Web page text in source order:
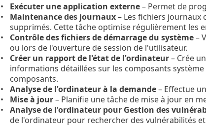
Exécuter une application externe– Permet de
Maintenance des journaux– Les fichiers journaux
supprimés. Cette tâche optimise régulièrement les
Contrôle des fichiers de démarrage du système–
ou lors de l'ouverture de session de l'utilisateur.
Créer un rapport de l'état de l'ordinateur– Crée
informations détaillées sur les composants
composants.
Analyse de l'ordinateur à la demande– Effectue
Mise à jour– Planifie une tâche de mise à jour en
Analyse de l'ordinateur pour Gestion des
de l'ordinateur pour rechercher des vulnérabilités